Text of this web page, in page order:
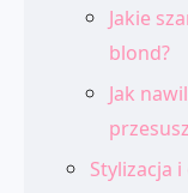
Jakie
blond?
Jak
Stylizacja